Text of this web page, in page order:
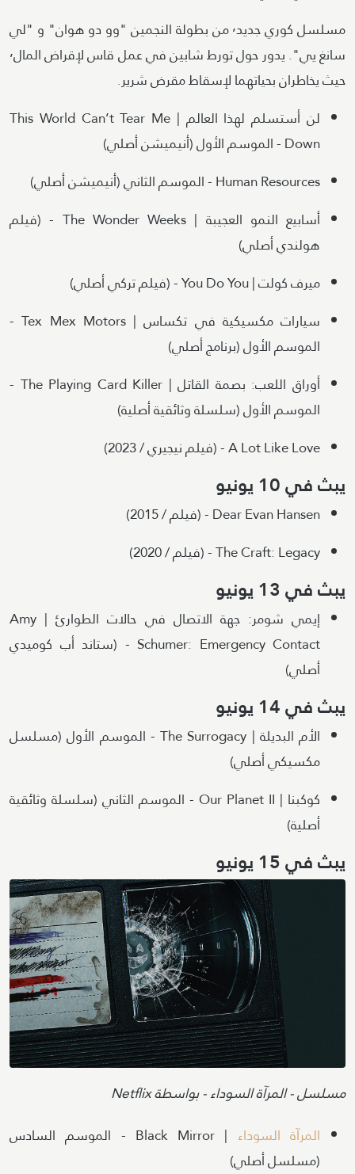
مسلسل كوري جديد٬ من بطولة النجمين "وو دو هوان" و "لي
سانغ يي". يدور حول تورط شابين في عمل قاس لإقراض المال٬
حيث يخاطران بحياتهما لإسقاط مقرض شرير.
لن أستسلم لهذا العالم | This World Can’t Tear Me
Down - الموسم الأول (أنيميشن أصلي)
Human Resources - الموسم الثاني (أنيميشن أصلي)
أسابيع النمو العجيبة | The Wonder Weeks - (فيلم
هولندي أصلي)
ميرف كولت | You Do You - (فيلم تركي أصلي)
سيارات مكسيكية في تكساس | Tex Mex Motors -
الموسم الأول (برنامج أصلي)
أوراق اللعب: بصمة القاتل | The Playing Card Killer -
الموسم الأول (سلسلة وثائقية أصلية)
A Lot Like Love - (فيلم نيجيري / 2023)
يبث في 10 يونيو
Dear Evan Hansen - (فيلم / 2015)
The Craft: Legacy - (فيلم / 2020)
يبث في 13 يونيو
إيمي شومر: جهة الاتصال في حالات الطوارئ | Amy
Schumer: Emergency Contact - (ستاند أب كوميدي
أصلي)
يبث في 14 يونيو
الأم البديلة | The Surrogacy - الموسم الأول (مسلسل
مكسيكي أصلي)
كوكبنا | Our Planet II - الموسم الثاني (سلسلة وثائقية
أصلية)
يبث في 15 يونيو
Attribution
مسلسل - المرآة السوداء - بواسطة Netflix
المرآة السوداء
| Black Mirror - الموسم السادس
(مسلسل أصلي)